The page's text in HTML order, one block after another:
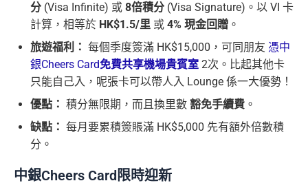
分 (Visa Infinite) 或 8倍積分 (Visa Signature)。以 VI 卡
計算，相等於 HK$1.5/里 或 4% 現金回贈 。
旅遊福利： 每個季度簽滿 HK$15,000，可同朋友 憑中
銀Cheers Card免費共享機場貴賓室 2次。比起其他卡
只能自己入，呢張卡可以帶人入 Lounge 係一大優勢！
優點： 積分無限期，而且換里數 豁免手續費 。
缺點： 每月要累積簽賬滿 HK$5,000 先有額外倍數積
分。
中銀Cheers Card限時迎新